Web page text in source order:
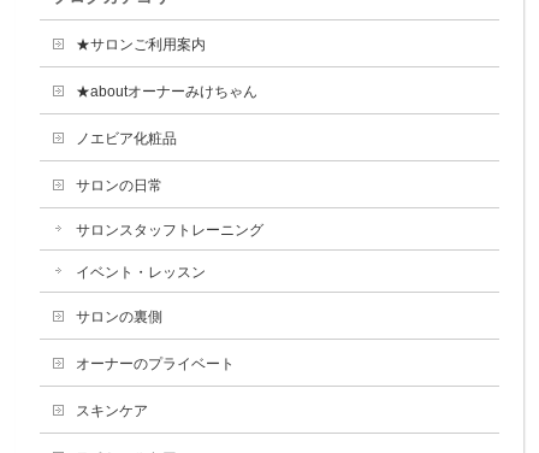
★サロンご利用案内
★aboutオーナーみけちゃん
ノエビア化粧品
サロンの日常
サロンスタッフトレーニング
イベント・レッスン
サロンの裏側
オーナーのプライベート
スキンケア